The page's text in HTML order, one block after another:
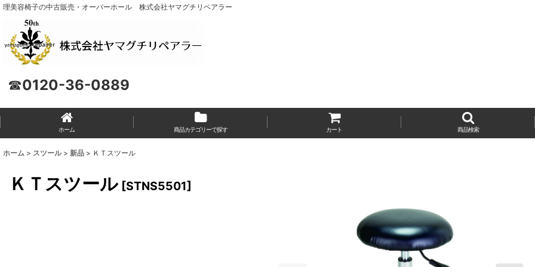
理美容椅子の中古販売・オーバーホール 株式会社ヤマグチリペアラー
☎0120-36-0889
ホーム 商品カテゴリーで探す カート 商品検索
ホーム > スツール > 新品 > ＫＴスツール
ＫＴスツール [STNS5501]